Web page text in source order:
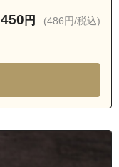
450 円 (486円/税込)